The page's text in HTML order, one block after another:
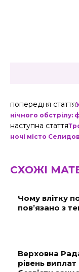
попередня стаття
нічного обстрілу:
наступна стаття
ночі місто
СХОЖІ
Чому влітку
пов’язано з
Верховна
рівень виплат